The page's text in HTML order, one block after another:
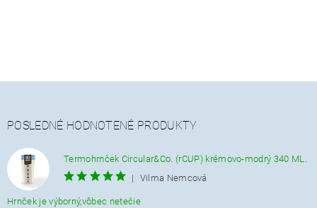
POSLEDNÉ HODNOTENÉ PRODUKTY
Termohrnček Circular&Co. (rCUP) krémovo-modrý 340 ML.
|
Vilma Nemcová
Hrnček je výborný,vôbec netečie